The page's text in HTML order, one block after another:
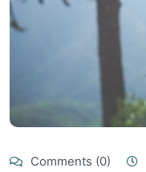
Comments (0)